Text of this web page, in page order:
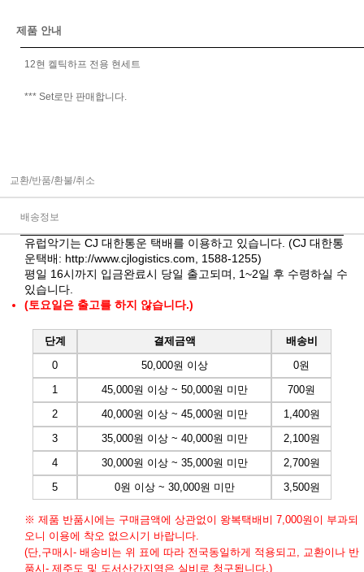
제품 안내
12현 켈틱하프 전용 현세트
*** Set로만 판매합니다.
교환/반품/환불/취소
배송정보
유럽악기는 CJ 대한통운 택배를 이용하고 있습니다. (CJ 대한통
운택배: http://www.cjlogistics.com , 1588-1255)
평일 16시까지 입금완료시 당일 출고되며, 1~2일 후 수령하실 수
있습니다.
(토요일은 출고를 하지 않습니다.)
단계 결제금액
배송비
0
50,000원 이상
0원
1
45,000원 이상 ~ 50,000원 미만
700원
2
40,000원 이상 ~ 45,000원 미만
1,400원
3
35,000원 이상 ~ 40,000원 미만
2,100원
4
30,000원 이상 ~ 35,000원 미만
2,700원
5
0원 이상 ~ 30,000원 미만 3,500원
※ 제품 반품시에는 구매금액에 상관없이 왕복택배비 7,000원이 부과되
오니 이용에 착오 없으시기 바랍니다.
(단,구매시- 배송비는 위 표에 따라 전국동일하게 적용되고, 교환이나 반
품시- 제주도 및 도서산간지역은 실비로 청구됩니다.)